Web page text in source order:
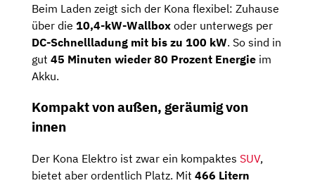
Beim Laden zeigt sich der Kona flexibel: Zuhause
über die 10,4-kW-Wallbox oder unterwegs per
DC-Schnellladung mit bis zu 100 kW. So sind in
gut 45 Minuten wieder 80 Prozent Energie im
Akku.
Kompakt von außen, geräumig von
innen
Der Kona Elektro ist zwar ein kompaktes SUV,
bietet aber ordentlich Platz. Mit 466 Litern